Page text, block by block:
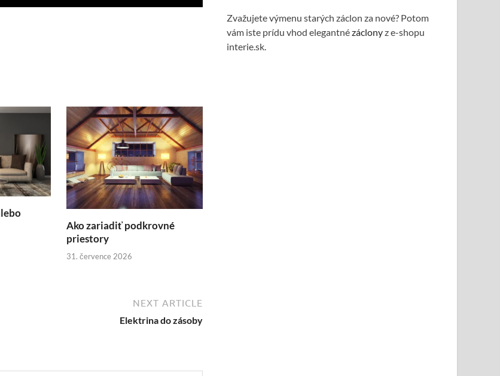
Ako zariadiť podkrovné
priestory
31. července 2026
NEXT ARTICLE
Elektrina do zásoby
Zvažujete výmenu starých záclon za nové? Potom
vám iste prídu vhod elegantnézáclonyz e-shopu
interie.sk.